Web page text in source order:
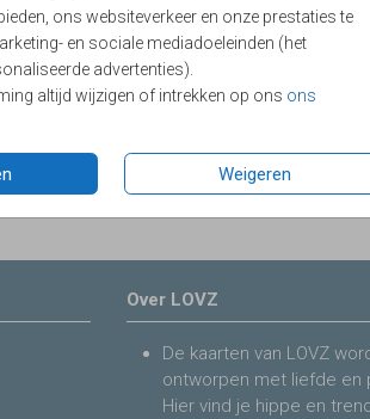
ons websiteverkeer en onze prestaties te
en sociale mediadoeleinden (het
advertenties).
altijd wijzigen of intrekken op ons ons
Weigeren
9.4
Over LOVZ
De kaarten van LOVZ
ontworpen met liefde en
Hier vind je hippe en